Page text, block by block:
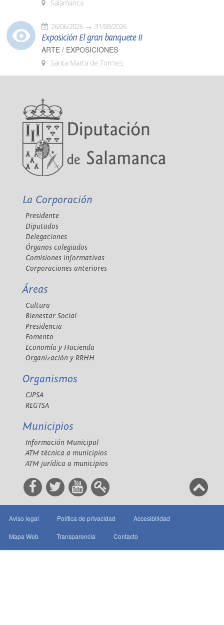
Salamanca
26/06/2026 31/08/2026
Exposición El gran banquete II
ARTE / EXPOSICIONES
Santa Marta de Tormes
La Corporación
Presidente
Diputados
Delegaciones
Órganos colegiados
Comisiones informativas
Corporaciones anteriores
Áreas
Cultura
Bienestar Social
Presidencia
Fomento
Economía y Hacienda
Organización y RRHH
Organismos
CIPSA
REGTSA
Municipios
Información Municipal
ATM técnica a municipios
ATM jurídica a municipios
Aviso legal Política de privacidad Accesibilidad
Mapa Web Transparencia Contacto